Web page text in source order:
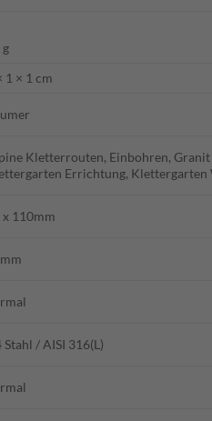
g
1 × 1 cm
Kletterrouten, Einbohren,
Errichtung, Klettergarten
x 110mm
Stahl / AISI 316(L)